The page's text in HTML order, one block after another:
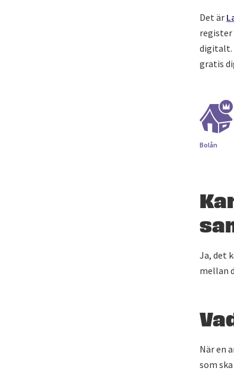
Det är
register
digitalt.
gratis
Bolån
Ja, det
mellan
När en
som